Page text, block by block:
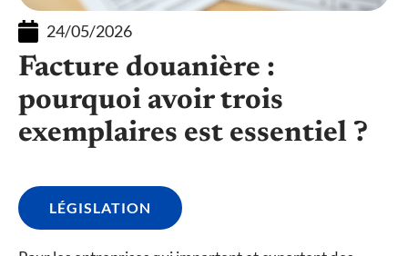
24/05/2026
Facture douanière :
pourquoi avoir trois
exemplaires est essentiel ?
LÉGISLATION